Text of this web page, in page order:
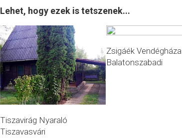
Lehet, hogy ezek is tetszenek...
Tiszavirág Nyaraló
Tiszavasvári
Zsigáék Vendégháza
Balatonszabadi